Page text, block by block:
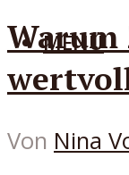
MENÜ
Warum
Von Nina